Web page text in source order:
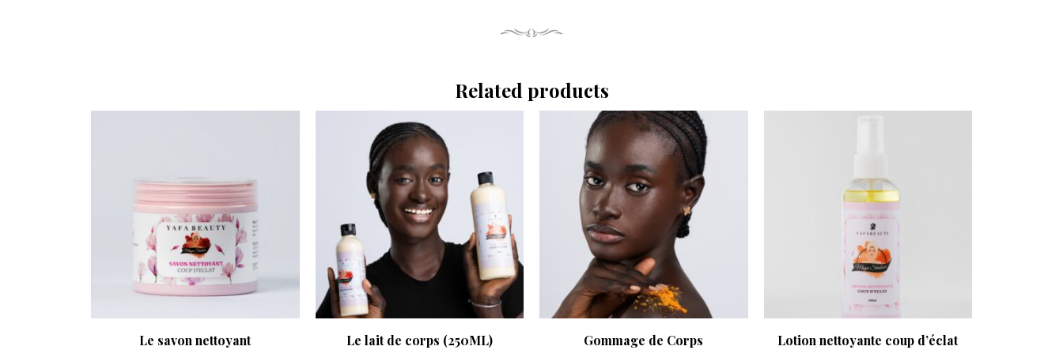
Related products
Le savon nettoyant Le lait de corps (250ML) Gommage de Corps
Lotion nettoyante coup d’éclat